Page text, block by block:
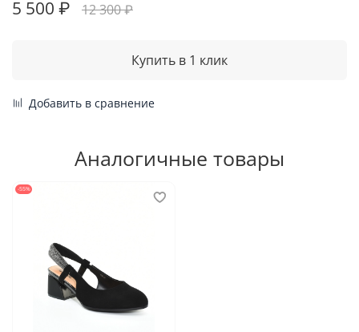
5 500 ₽ 12 300 ₽
Купить в 1 клик
Добавить в сравнение
Аналогичные товары
-55%